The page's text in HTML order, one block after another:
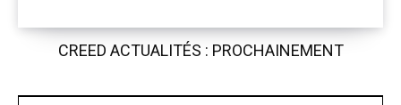
CREED ACTUALITÉS : PROCHAINEMENT